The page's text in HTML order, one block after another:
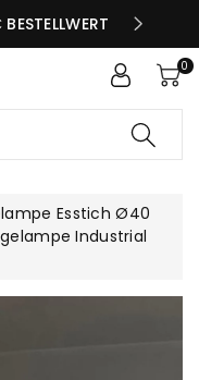
0
Esstich Ø40
Industrial